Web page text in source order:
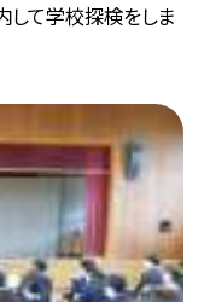
して学校探検をしま